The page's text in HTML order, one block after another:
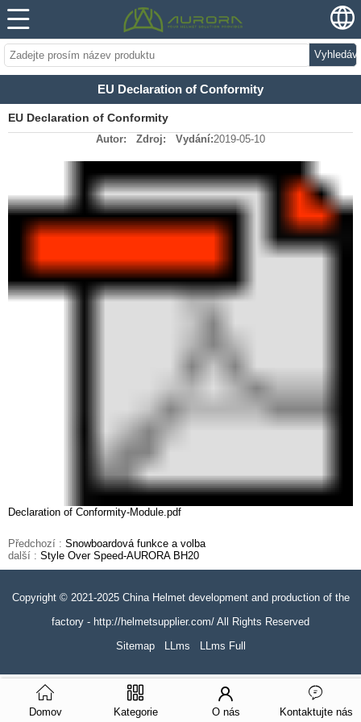
EU Declaration of Conformity
EU Declaration of Conformity
Autor: Zdroj: Vydání:2019-05-10
Declaration of Conformity-Module.pdf
Předchozí : Snowboardová funkce a volba
další : Style Over Speed-AURORA BH20
Copyright © 2021-2025 China Helmet development and production of the
factory - http://helmetsupplier.com/ All Rights Reserved
Sitemap
LLms LLms Full
Domov Kategorie O nás Kontaktujte nás